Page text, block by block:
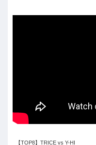
【TOP8】TRICE vs Y-HI